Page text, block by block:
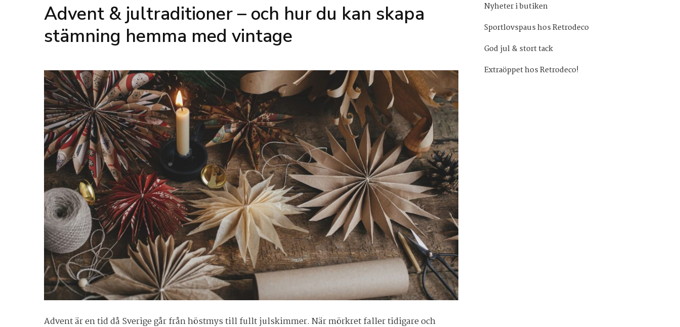
Advent & jultraditioner – och hur du kan skapa
stämning hemma med vintage
Advent är en tid då Sverige går från höstmys till fullt julskimmer. När mörkret faller tidigare och
Nyheter i butiken
Sportlovspaus hos Retrodeco
God jul & stort tack
Extraöppet hos Retrodeco!